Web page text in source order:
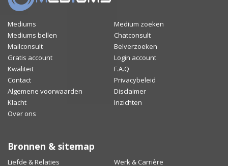
Mediums
Medium zoeken
Mediums bellen
Chatconsult
Mailconsult
Belverzoeken
Gratis account
Login account
Kwaliteit
F.A.Q
Contact
Privacybeleid
Algemene voorwaarden
Disclaimer
Klacht
Inzichten
Over ons
Bronnen & sitemap
Liefde & Relaties Werk & Carrière